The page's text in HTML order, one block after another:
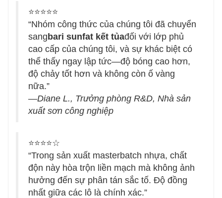
⭐⭐⭐⭐⭐
“Nhóm công thức của chúng tôi đã chuyển
sangbari sunfat kết tủađối với lớp phủ
cao cấp của chúng tôi, và sự khác biệt có
thể thấy ngay lập tức—độ bóng cao hơn,
độ chảy tốt hơn và không còn ố vàng
nữa.”
—Diane L., Trưởng phòng R&D, Nhà sản
xuất sơn công nghiệp
⭐⭐⭐⭐☆
“Trong sản xuất masterbatch nhựa, chất
độn này hòa trộn liền mạch mà không ảnh
hưởng đến sự phân tán sắc tố. Độ đồng
nhất giữa các lô là chính xác.”